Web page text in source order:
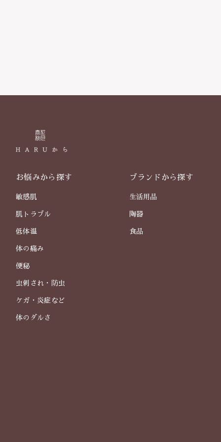
お悩みから探す
敏感肌
肌トラブル
低体温
体の痛み
便秘
虫刺され・防虫
ケガ・炎症など
体のダルさ
ブランドから探す
生活用品
陶器
食品